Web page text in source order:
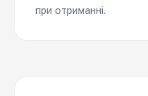
при отриманні.